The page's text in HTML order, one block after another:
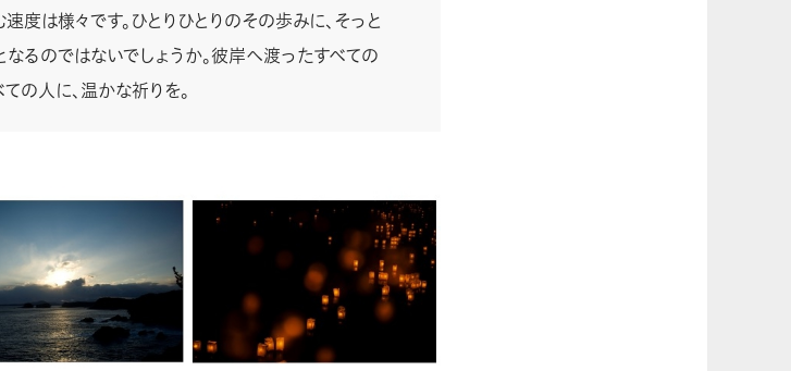
度は様々です。ひとりひとりのその歩みに、そっと
なるのではないでしょうか。彼岸へ渡ったすべての
の人に、温かな祈りを。